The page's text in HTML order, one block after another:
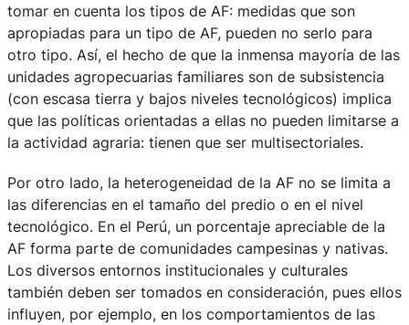
tomar en cuenta los tipos de AF: medidas que son
apropiadas para un tipo de AF, pueden no serlo para
otro tipo. Así, el hecho de que la inmensa mayoría de las
unidades agropecuarias familiares son de subsistencia
(con escasa tierra y bajos niveles tecnológicos) implica
que las políticas orientadas a ellas no pueden limitarse a
la actividad agraria: tienen que ser multisectoriales.
Por otro lado, la heterogeneidad de la AF no se limita a
las diferencias en el tamaño del predio o en el nivel
tecnológico. En el Perú, un porcentaje apreciable de la
AF forma parte de comunidades campesinas y nativas.
Los diversos entornos institucionales y culturales
también deben ser tomados en consideración, pues ellos
influyen, por ejemplo, en los comportamientos de las